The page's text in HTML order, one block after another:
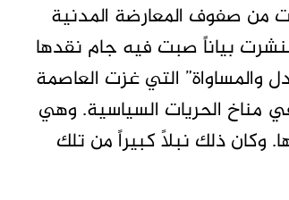
من صفوف المعارضة المدنية
فنشرت بياناً صبت فيه جام نقدها
والمساواة” التي غزت العاصمة
مناخ الحريات السياسية. وهي
وكان ذلك نبلاً كبيراً من تلك